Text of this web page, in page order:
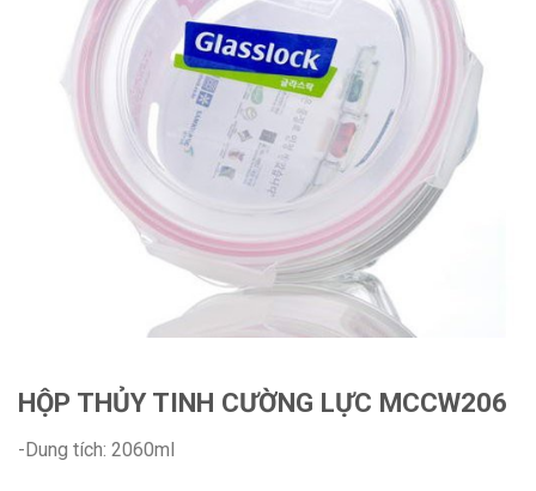
HỘP THỦY TINH CƯỜNG LỰC MCCW206
-Dung tích: 2060ml